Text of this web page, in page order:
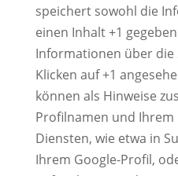
speichert sowohl die
einen Inhalt +1
Informationen über die
Klicken auf +1
können als Hinweise
Profilnamen und Ihrem
Diensten, wie etwa in
Ihrem Google-Profil,